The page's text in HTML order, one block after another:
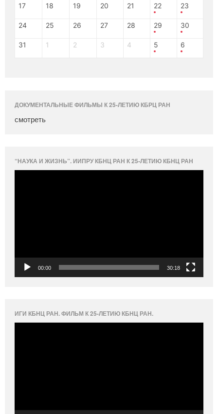
17 18 19 20 21 22 23
24 25 26 27 28 29 30
31 1 2 3 4 5 6
ДОКУМЕНТАЛЬНЫЕ ФИЛЬМЫ К 25-ЛЕТИЮ КБРЦ РАН
смотреть
“НАУКА И ЖИЗНЬ”. ИИПРУ КБНЦ РАН К 25-ЛЕТИЮ КБНЦ РАН
00:00 30:18
ИГИ КБНЦ РАН. ФИЛЬМ К 25-ЛЕТИЮ КБНЦ РАН.